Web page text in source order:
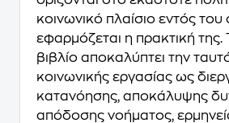
κοινωνικό πλαίσιο εντός του
εφαρμόζεται η πρακτική
βιβλίο αποκαλύπτει την
κοινωνικής εργασίας ως
κατανόησης, αποκάλυψης
απόδοσης νοήματος,